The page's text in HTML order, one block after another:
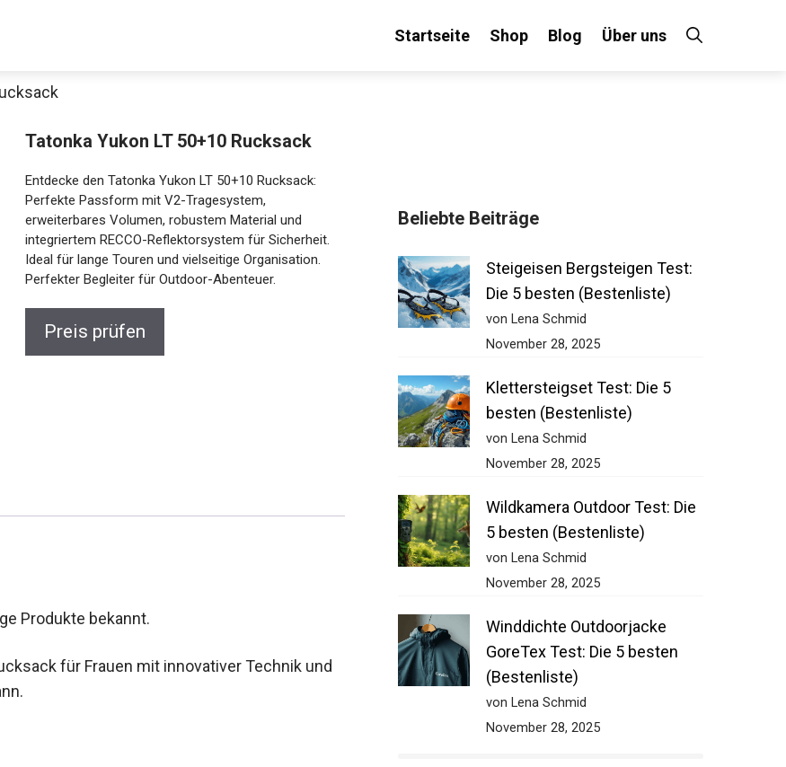
Startseite Shop Blog Über uns
Tatonka Yukon LT 50+10 Rucksack
Entdecke den Tatonka Yukon LT 50+10 Rucksack:
Perfekte Passform mit V2-Tragesystem,
erweiterbares Volumen, robustem Material und
integriertem RECCO-Reflektorsystem für Sicherheit.
Ideal für lange Touren und vielseitige Organisation.
Perfekter Begleiter für Outdoor-Abenteuer.
Preis prüfen
Produkte bekannt.
für Frauen mit innovativer Technik und
Beliebte Beiträge
Steigeisen Bergsteigen Test:
Die 5 besten (Bestenliste)
von Lena Schmid
November 28, 2025
Klettersteigset Test: Die 5
besten (Bestenliste)
von Lena Schmid
November 28, 2025
Wildkamera Outdoor Test: Die
5 besten (Bestenliste)
von Lena Schmid
November 28, 2025
Winddichte Outdoorjacke
GoreTex Test: Die 5 besten
(Bestenliste)
von Lena Schmid
November 28, 2025
Decathlon Sale
dir jetzt die meistverkauften Produkte im Sale bei Decathlon an!
Jetzt anschauen